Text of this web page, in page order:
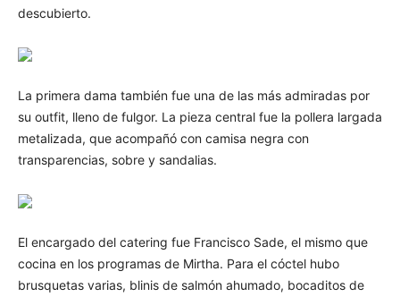
descubierto.
La primera dama también fue una de las más admiradas por
su outfit, lleno de fulgor. La pieza central fue la pollera largada
metalizada, que acompañó con camisa negra con
transparencias, sobre y sandalias.
El encargado del catering fue Francisco Sade, el mismo que
cocina en los programas de Mirtha. Para el cóctel hubo
brusquetas varias, blinis de salmón ahumado, bocaditos de